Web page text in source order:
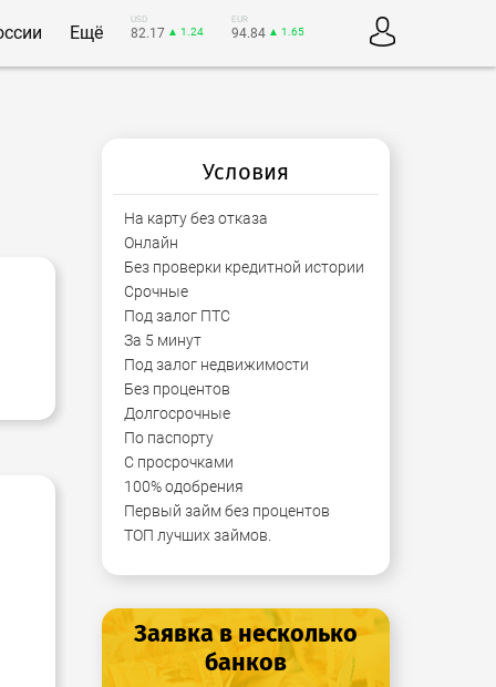
Ещё
USD
82.17 ▲ 1.24
EUR
94.84 ▲ 1.65
Условия
На карту без отказа
Онлайн
Без проверки кредитной истории
Срочные
Под залог ПТС
За 5 минут
Под залог недвижимости
Без процентов
Долгосрочные
По паспорту
С просрочками
100% одобрения
Первый займ без процентов
ТОП лучших займов.
Заявка в несколько
банков